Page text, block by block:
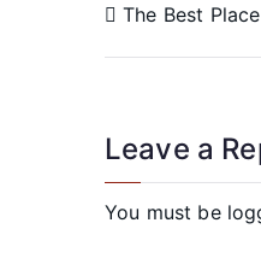
The Best
Leave a
You must be